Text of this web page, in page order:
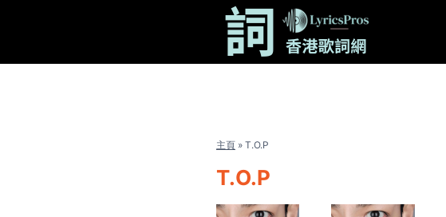
主頁 » T.O.P
T.O.P